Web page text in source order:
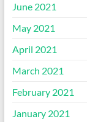
June 2021
May 2021
April 2021
March 2021
February 2021
January 2021